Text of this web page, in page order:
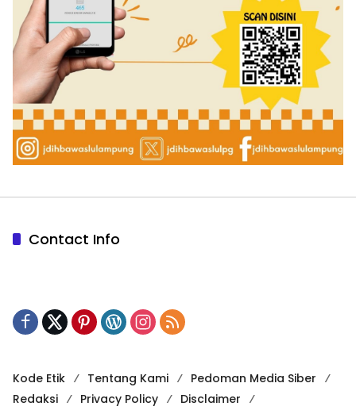
Contact Info
Kode Etik Tentang Kami
Pedoman Media Siber
Redaksi
Privacy Policy Disclaimer